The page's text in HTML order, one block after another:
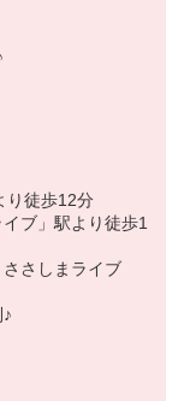
り徒歩12分
ブ」駅より徒歩1
さしまライブ